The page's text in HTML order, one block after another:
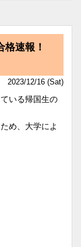
速報！
2023/12/16 (Sat)
いる帰国生の
め、大学によ